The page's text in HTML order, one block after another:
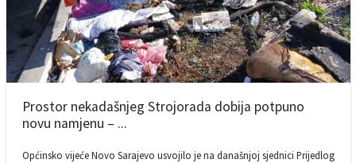
Prostor nekadašnjeg Strojorada dobija potpuno
novu namjenu – ...
Općinsko vijeće Novo Sarajevo usvojilo je na današnjoj sjednici Prijedlog